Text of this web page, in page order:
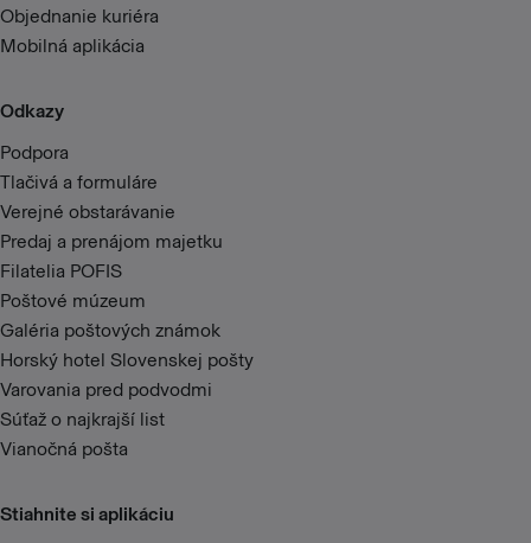
Objednanie kuriéra
Mobilná aplikácia
Odkazy
Podpora
Tlačivá a formuláre
Verejné obstarávanie
Predaj a prenájom majetku
Filatelia POFIS
Poštové múzeum
Galéria poštových známok
Horský hotel Slovenskej pošty
Varovania pred podvodmi
Súťaž o najkrajší list
Vianočná pošta
Stiahnite si aplikáciu